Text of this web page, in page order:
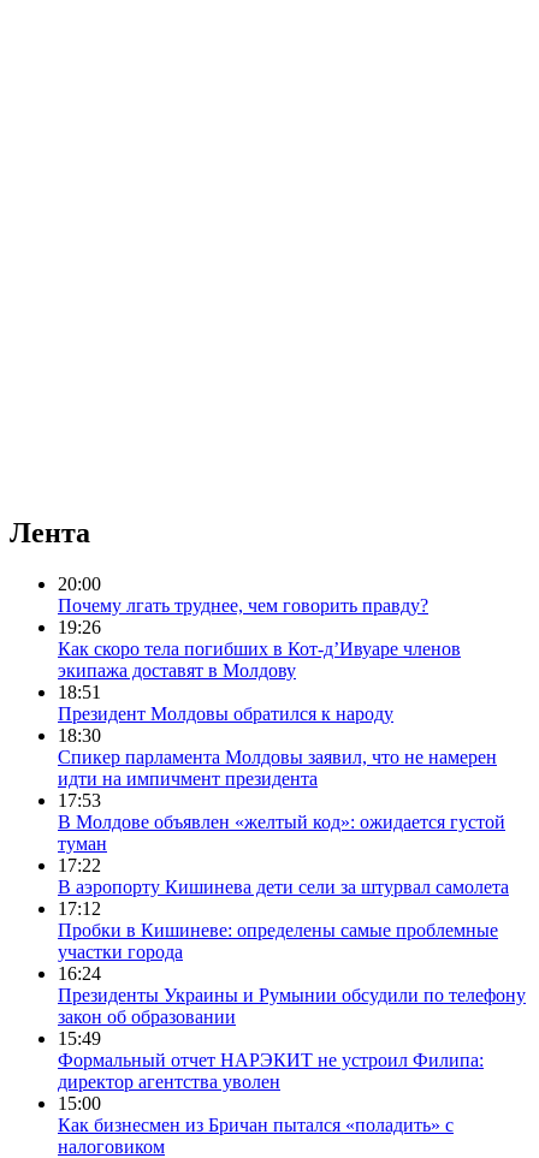
Лента
20:00
Почему лгать труднее, чем говорить правду?
19:26
Как скоро тела погибших в Кот-д’Ивуаре членов
экипажа доставят в Молдову
18:51
Президент Молдовы обратился к народу
18:30
Спикер парламента Молдовы заявил, что не намерен
идти на импичмент президента
17:53
В Молдове объявлен «желтый код»: ожидается густой
туман
17:22
В аэропорту Кишинева дети сели за штурвал самолета
17:12
Пробки в Кишиневе: определены самые проблемные
участки города
16:24
Президенты Украины и Румынии обсудили по телефону
закон об образовании
15:49
Формальный отчет НАРЭКИТ не устроил Филипа:
директор агентства уволен
15:00
Как бизнесмен из Бричан пытался «поладить» с
налоговиком